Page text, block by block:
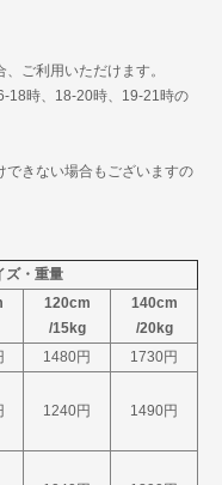
1530円 1955円
1670円 2085円
ご利用いただけます。
18時、18-20時、19-21時の
きない場合もございますの
ズ・重量
120cm
/15kg
140cm
/20kg
1480円
1730円
1240円 1490円